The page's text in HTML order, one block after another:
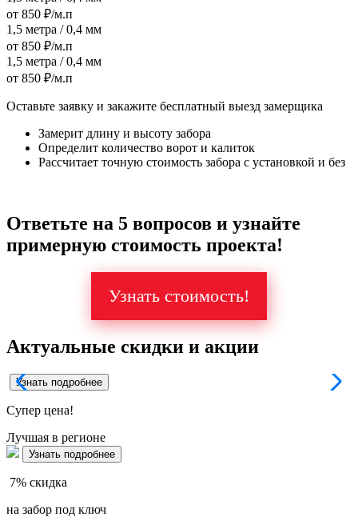
от 850 ₽/м.п
1,5 метра / 0,4 мм
от 850 ₽/м.п
1,5 метра / 0,4 мм
от 850 ₽/м.п
Оставьте заявку и закажите бесплатный выезд замерщика
Замерит длину и высоту забора
Определит количество ворот и калиток
Рассчитает точную стоимость забора с установкой и без
Ответьте на 5 вопросов и узнайте
примерную стоимость проекта!
Узнать стоимость!
Актуальные скидки и акции
Узнать подробнее
Супер цена!
Лучшая в регионе
Узнать подробнее
7% скидка
на забор под ключ